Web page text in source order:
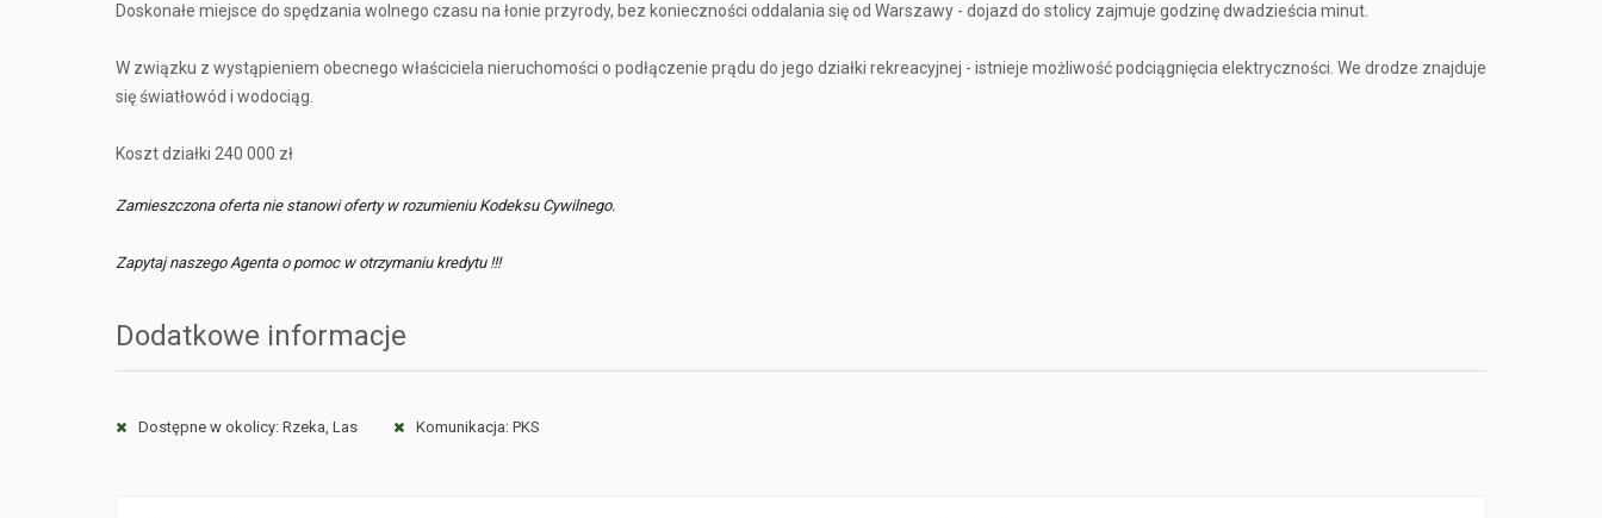
Doskonałe miejsce do spędzania wolnego czasu na łonie przyrody, bez konieczności oddalania się od Warszawy - dojazd do stolicy zajmuje godzinę dwadzieścia minut.
W związku z wystąpieniem obecnego właściciela nieruchomości o podłączenie prądu do jego działki rekreacyjnej - istnieje możliwość podciągnięcia elektryczności. We drodze znajduje
się światłowód i wodociąg.
Koszt działki 240 000 zł
Zamieszczona oferta nie stanowi oferty w rozumieniu Kodeksu Cywilnego.
Zapytaj naszego Agenta o pomoc w otrzymaniu kredytu !!!
Dodatkowe informacje
Dostępne w okolicy: Rzeka, Las Komunikacja: PKS